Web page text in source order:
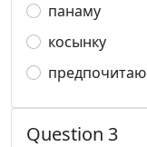
панаму
косынку
Question 3